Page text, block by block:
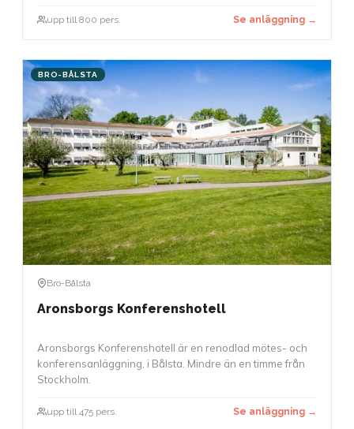
upp till 800 pers. Se anläggning →
BRO-BÅLSTA
Bro-Bålsta
Aronsborgs Konferenshotell
Aronsborgs Konferenshotell är en renodlad mötes- och
konferensanläggning, i Bålsta. Mindre än en timme från
Stockholm.
upp till 475 pers. Se anläggning →